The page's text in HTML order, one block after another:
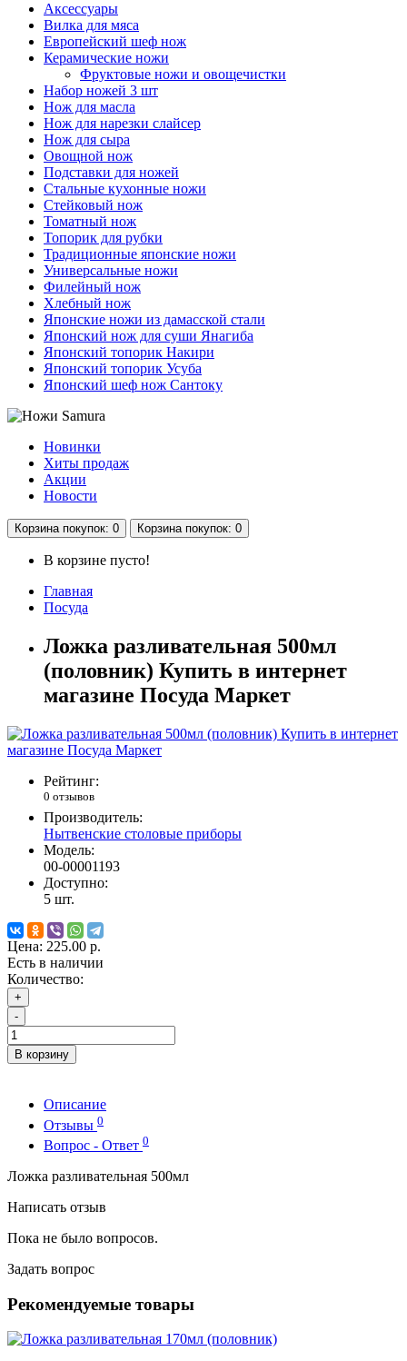
Аксессуары
Вилка для мяса
Европейский шеф нож
Керамические ножи
Фруктовые ножи и овощечистки
Набор ножей 3 шт
Нож для масла
Нож для нарезки слайсер
Нож для сыра
Овощной нож
Подставки для ножей
Стальные кухонные ножи
Стейковый нож
Томатный нож
Топорик для рубки
Традиционные японские ножи
Универсальные ножи
Филейный нож
Хлебный нож
Японские ножи из дамасской стали
Японский нож для суши Янагиба
Японский топорик Накири
Японский топорик Усуба
Японский шеф нож Сантоку
Новинки
Хиты продаж
Акции
Новости
Корзинапокупок: 0 Корзинапокупок: 0
В корзине пусто!
Главная
Посуда
Ложка разливательная 500мл
(половник) Купить в интернет
магазине Посуда Маркет
Рейтинг:
0 отзывов
Производитель:
Нытвенские столовые приборы
Модель:
00-00001193
Доступно:
5 шт.
Цена: 225.00 р.
Есть в наличии
Количество:
+
-
В корзину
Описание
Отзывы 0
Вопрос - Ответ 0
Ложка разливательная 500мл
Написать отзыв
Пока не было вопросов.
Задать вопрос
Рекомендуемые товары